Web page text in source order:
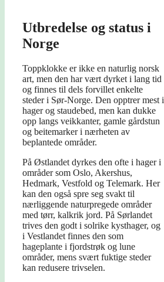
Utbredelse og status i
Norge
Toppklokke er ikke en naturlig norsk
art, men den har vært dyrket i lang tid
og finnes til dels forvillet enkelte
steder i Sør-Norge. Den opptrer mest i
hager og staudebed, men kan dukke
opp langs veikkanter, gamle gårdstun
og beitemarker i nærheten av
beplantede områder.
På Østlandet dyrkes den ofte i hager i
områder som Oslo, Akershus,
Hedmark, Vestfold og Telemark. Her
kan den også spre seg svakt til
nærliggende naturpregede områder
med tørr, kalkrik jord. På Sørlandet
trives den godt i solrike kysthager, og
i Vestlandet finnes den som
hageplante i fjordstrøk og lune
områder, mens svært fuktige steder
kan redusere trivselen.